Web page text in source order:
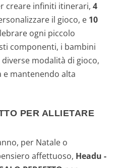
creare infiniti itinerari, 4
il gioco, e 10
ogni piccolo
componenti, i bambini
modalità di gioco,
mantenendo alta
PER ALLIETARE
per Natale o
affettuoso, Headu -